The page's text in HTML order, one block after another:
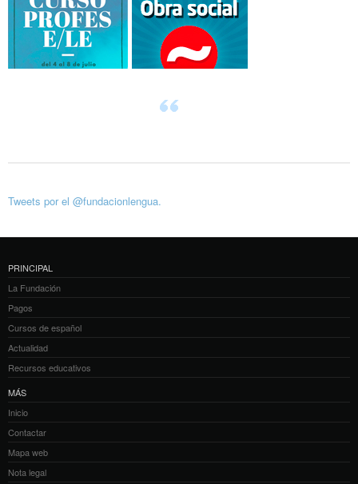
Tweets por el @fundacionlengua.
PRINCIPAL
La Fundación
Pagos
Cursos de español
Actualidad
Recursos educativos
MÁS
Inicio
Contactar
Mapa web
Nota legal